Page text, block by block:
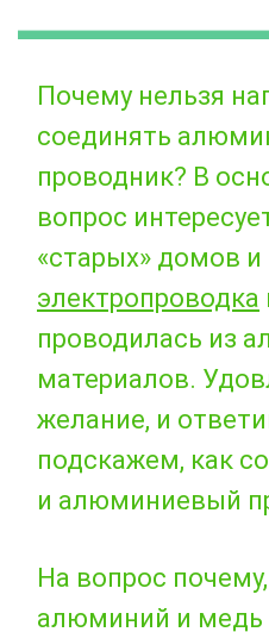
Почему нельзя
соединять
проводник? В
вопрос
«старых» домов и
электропроводка
проводилась из
материалов.
желание, и
подскажем, как
и алюминиевый
На вопрос
алюминий и медь